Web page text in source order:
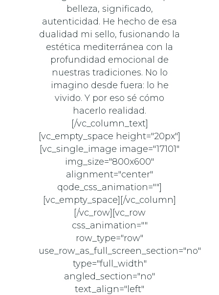
belleza, significado,
autenticidad. He hecho de esa
dualidad mi sello, fusionando la
estética mediterránea con la
profundidad emocional de
nuestras tradiciones. No lo
imagino desde fuera: lo he
vivido. Y por eso sé cómo
hacerlo realidad.
[/vc_column_text]
[vc_empty_space height="20px"]
[vc_single_image image="17101"
img_size="800x600"
alignment="center"
qode_css_animation=""]
[vc_empty_space][/vc_column]
[/vc_row][vc_row
css_animation=""
row_type="row"
use_row_as_full_screen_section="no"
type="full_width"
angled_section="no"
text_align="left"